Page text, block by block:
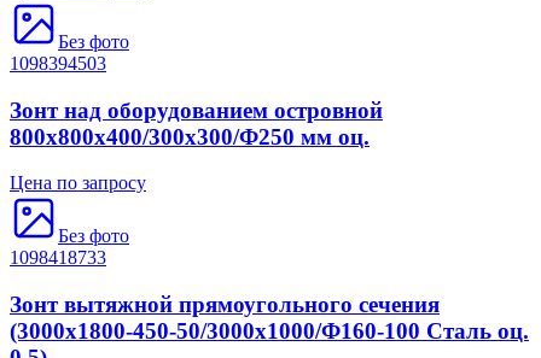
Без фото
1098394503
Зонт над оборудованием островной
800х800х400/300х300/Ф250 мм оц.
Цена по запросу
Без фото
1098418733
Зонт вытяжной прямоугольного сечения
(3000x1800-450-50/3000x1000/Ф160-100 Сталь оц.